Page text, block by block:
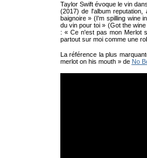
Taylor Swift évoque le vin
(2017) de l'album
baignoire » (I'm spilling wine
du vin pour toi » (Got the
: « Ce n'est pas mon Merlot
partout sur moi comme une
La référence la plus
merlot on his mouth » de No